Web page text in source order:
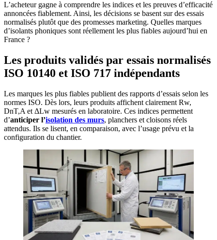
L’acheteur gagne à comprendre les indices et les preuves d’efficacité
annoncées fiablement. Ainsi, les décisions se basent sur des essais
normalisés plutôt que des promesses marketing. Quelles marques
d’isolants phoniques sont réellement les plus fiables aujourd’hui en
France ?
Les produits validés par essais normalisés
ISO 10140 et ISO 717 indépendants
Les marques les plus fiables publient des rapports d’essais selon les
normes ISO. Dès lors, leurs produits affichent clairement Rw,
DnT,A et ΔLw mesurés en laboratoire. Ces indices permettent
d’anticiper l’isolation des murs, planchers et cloisons réels
attendus. Ils se lisent, en comparaison, avec l’usage prévu et la
configuration du chantier.